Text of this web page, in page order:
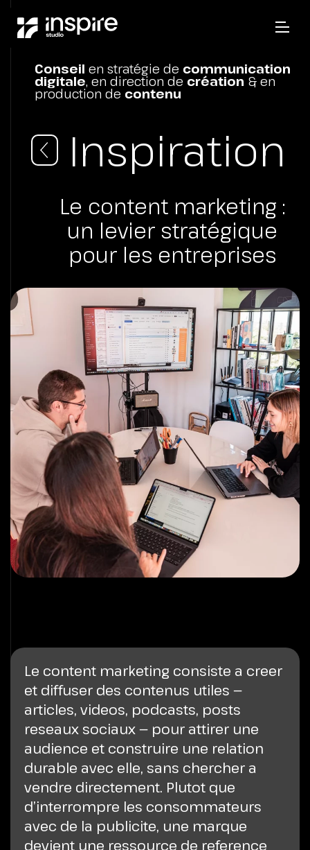
Conseil en stratégie de communication
digitale, en direction de création & en
production de contenu
Inspiration
Le content marketing :
un levier stratégique
pour les entreprises
Le content marketing consiste a creer
et diffuser des contenus utiles —
articles, videos, podcasts, posts
reseaux sociaux — pour attirer une
audience et construire une relation
durable avec elle, sans chercher a
vendre directement. Plutot que
d’interrompre les consommateurs
avec de la publicite, une marque
devient une ressource de reference